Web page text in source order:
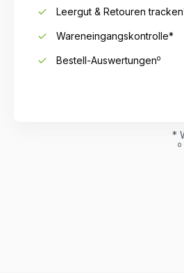
Leergut & Retouren
Wareneingangskontrolle*
Bestell-Auswertungeno
*
o